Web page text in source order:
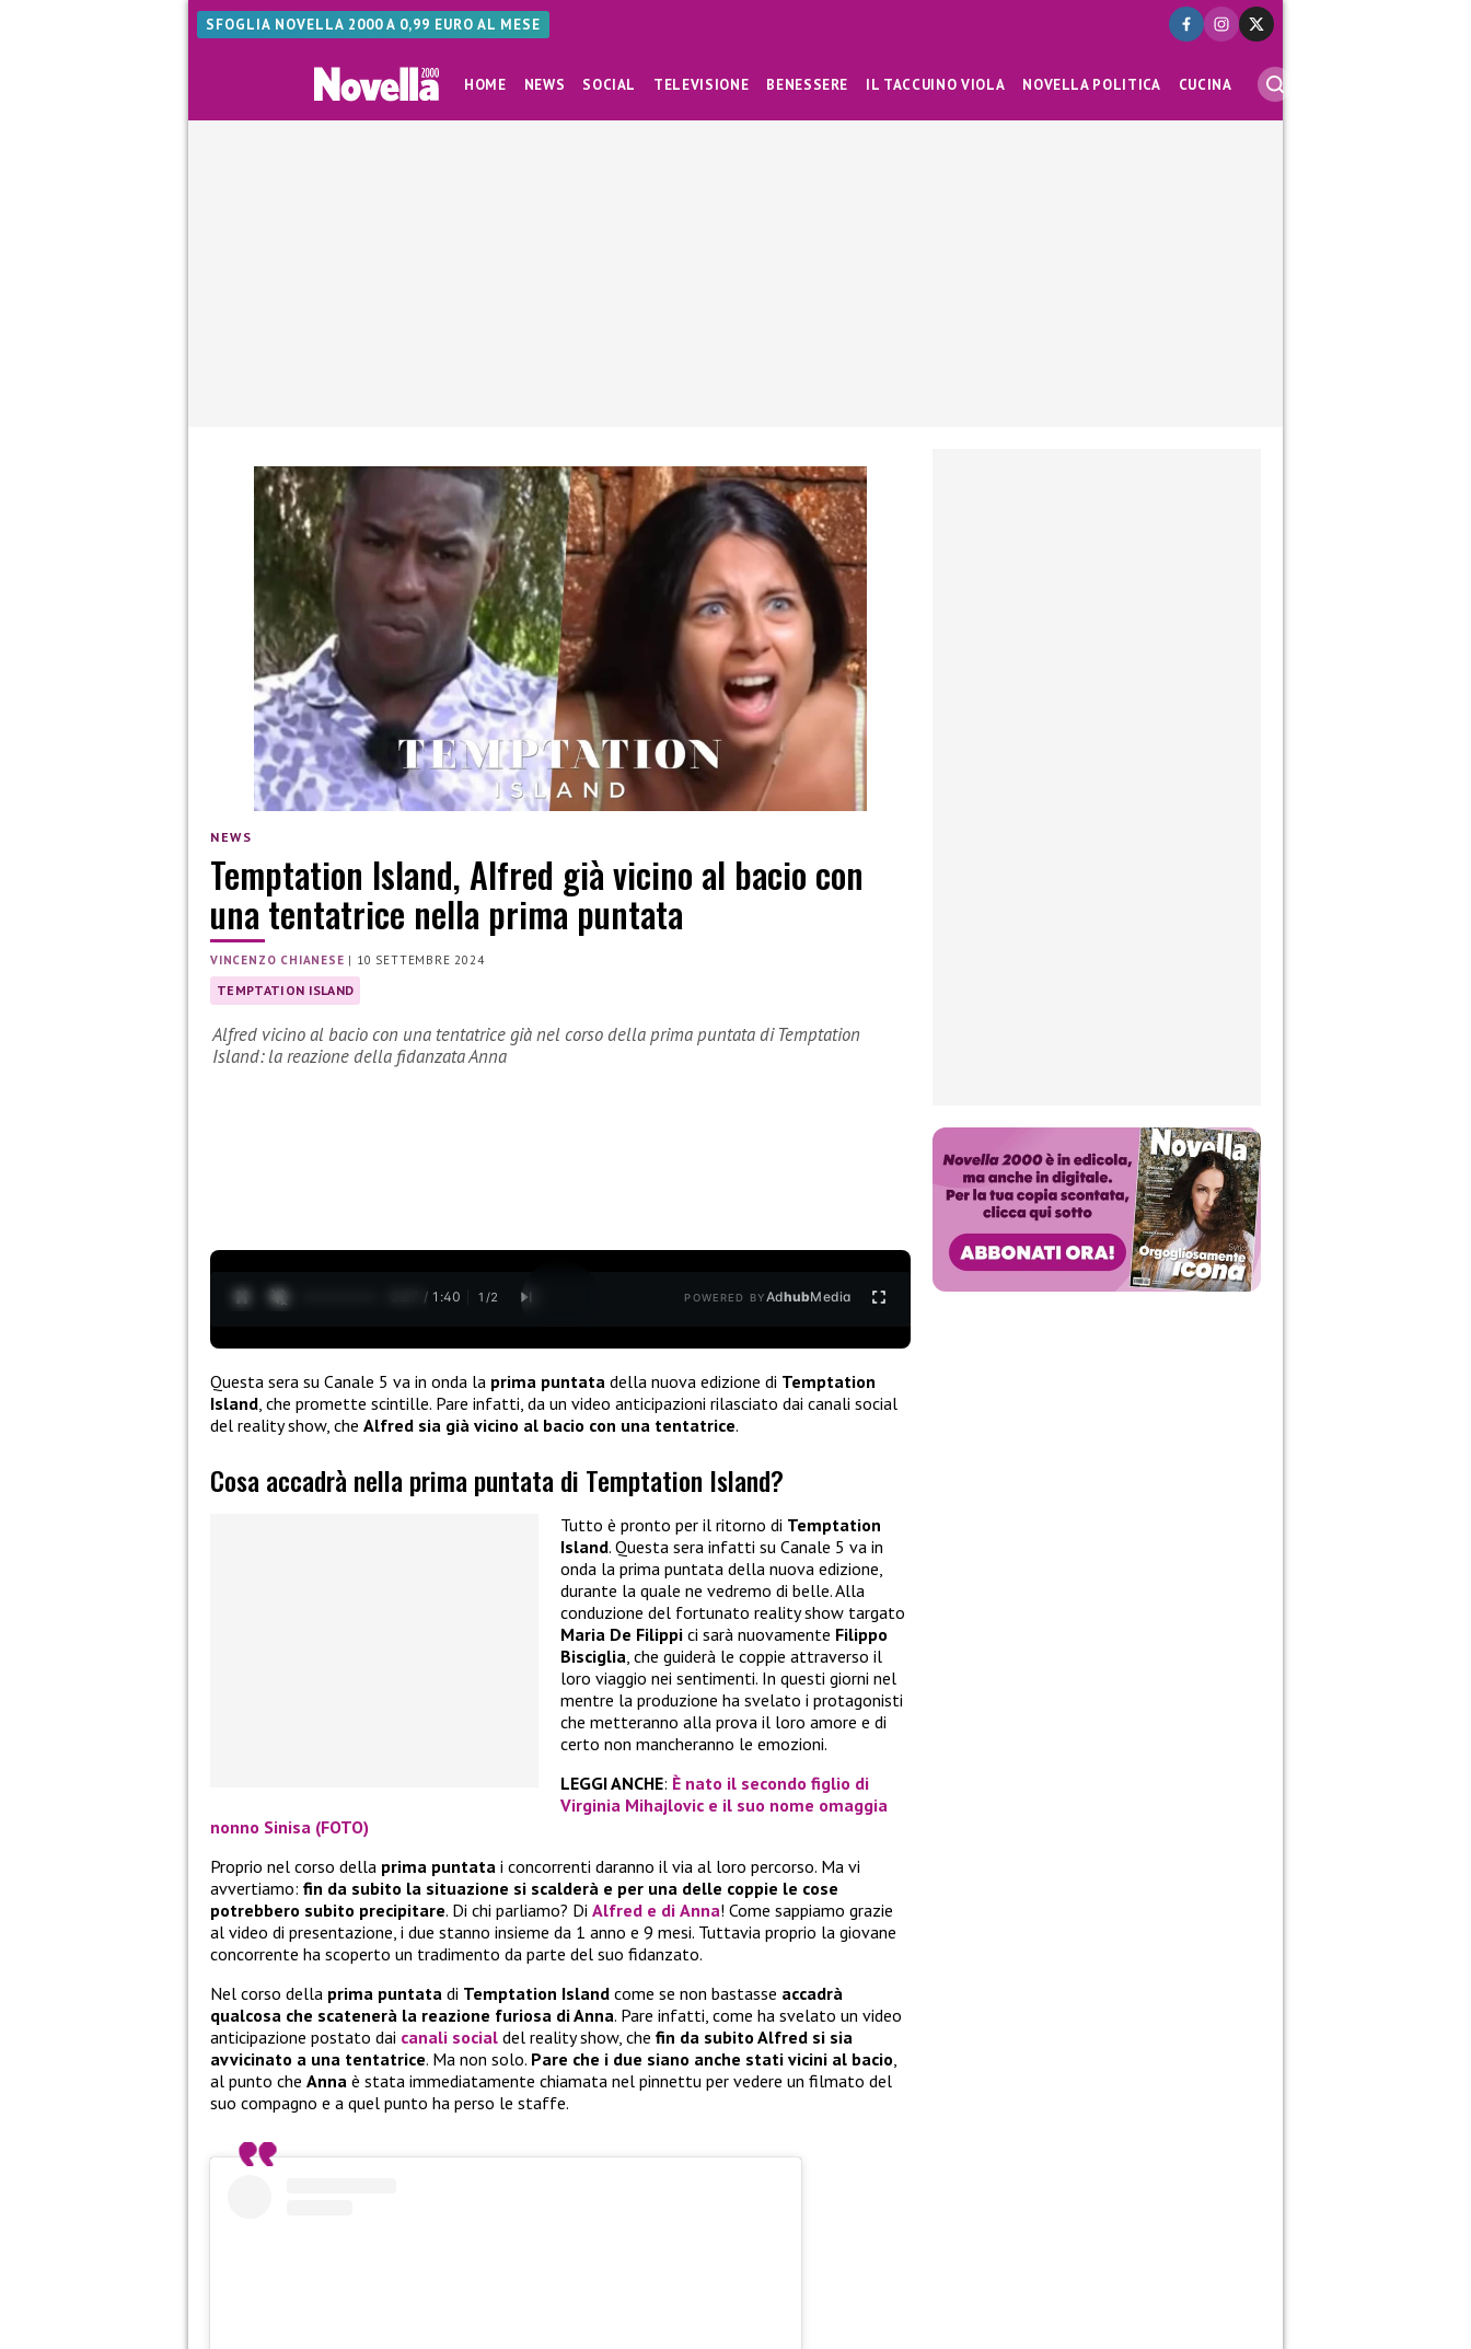
SFOGLIA NOVELLA 2000 A 0,99 EURO AL MESE
HOME NEWS SOCIAL TELEVISIONE BENESSERE IL TACCUINO VIOLA NOVELLA POLITICA CUCINA
NEWS
Temptation Island, Alfred già vicino al bacio con
una tentatrice nella prima puntata
VINCENZO CHIANESE | 10 SETTEMBRE 2024
TEMPTATION ISLAND
Alfred vicino al bacio con una tentatrice già nel corso della prima puntata di Temptation
Island: la reazione della fidanzata Anna
0:28 / 1:40 1 /2 POWERED BYAdhubMedia
Questa sera su Canale 5 va in onda la prima puntata della nuova edizione di Temptation
Island , che promette scintille. Pare infatti, da un video anticipazioni rilasciato dai canali social
del reality show, che Alfred sia già vicino al bacio con una tentatrice.
Cosa accadrà nella prima puntata di Temptation Island?
Tutto è pronto per il ritorno di Temptation
Island. Questa sera infatti su Canale 5 va in
onda la prima puntata della nuova edizione,
durante la quale ne vedremo di belle. Alla
conduzione del fortunato reality show targato
Maria De Filippi ci sarà nuovamente Filippo
Bisciglia, che guiderà le coppie attraverso il
loro viaggio nei sentimenti. In questi giorni nel
mentre la produzione ha svelato i protagonisti
che metteranno alla prova il loro amore e di
certo non mancheranno le emozioni.
LEGGI ANCHE: È nato il secondo figlio di
Virginia Mihajlovic e il suo nome omaggia
nonno Sinisa (FOTO)
Proprio nel corso della prima puntata i concorrenti daranno il via al loro percorso. Ma vi
avvertiamo: fin da subito la situazione si scalderà e per una delle coppie le cose
potrebbero subito precipitare. Di chi parliamo? Di Alfred e di Anna! Come sappiamo grazie
al video di presentazione, i due stanno insieme da 1 anno e 9 mesi. Tuttavia proprio la giovane
concorrente ha scoperto un tradimento da parte del suo fidanzato.
Nel corso della prima puntata di Temptation Island come se non bastasse accadrà
qualcosa che scatenerà la reazione furiosa di Anna. Pare infatti, come ha svelato un video
anticipazione postato dai canali social del reality show, che fin da subito Alfred si sia
avvicinato a una tentatrice. Ma non solo. Pare che i due siano anche stati vicini al bacio,
al punto che Anna è stata immediatamente chiamata nel pinnettu per vedere un filmato del
suo compagno e a quel punto ha perso le staffe.